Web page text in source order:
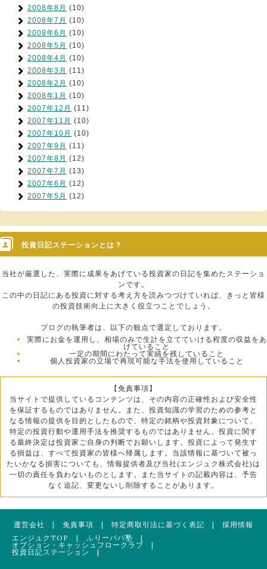
2008年8月 (10)
2008年7月 (10)
2008年6月 (10)
2008年5月 (10)
2008年4月 (10)
2008年3月 (11)
2008年2月 (10)
2008年1月 (10)
2007年12月 (11)
2007年11月 (10)
2007年10月 (10)
2007年9月 (11)
2007年8月 (12)
2007年7月 (13)
2007年6月 (12)
2007年5月 (12)
投資日記ステーションとは？
当社が厳選した、実際に成果をあげている投資家の日記を集めたステーショ
ンです。
この中の日記にある投資に対する考え方を読みつづけていれば、きっと皆様
の投資技術向上に大きく役立つことでしょう。
ブログの執筆者は、以下の観点で選定しております。
実際にお金を運用し、相場のみで生計を立てていける程度の収益をあ
げていること
一定の期間にわたって実績を残していること
個人投資家の立場で再現可能な手法を使用していること
【免責事項】
当サイトで提供しているコンテンツは、その内容の正確性および安全性
を保証するものではありません。また、投資知識の学習のための参考と
なる情報の提供を目的としたもので、特定の銘柄や投資対象について、
特定の投資行動や運用手法を推奨するものではありません。投資に関す
る最終決定は投資家ご自身の判断でお願いします。投資によって発生す
る損益は、すべて投資家の皆様へ帰属します。当該情報に基づいて被っ
たいかなる損害についても、情報提供者及び当社(エンジュク株式会社)は
一切の責任を負わないものとします。また当サイトの記載内容は、予告
なく追記、変更ないし削除することがあります。
運営会社 | 免責事項 | 特定商取引法に基づく表記 | 採用情報
エンジュクTOP
| ふりーパパ塾 |
オプション・キャッシュフロークラブ |
投資日記ステーション
|